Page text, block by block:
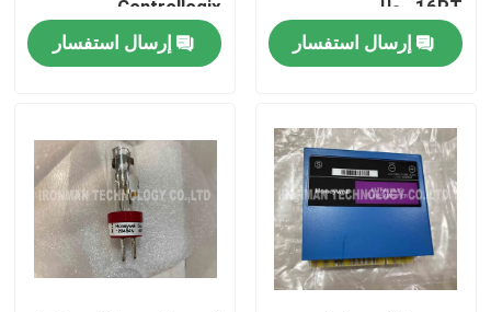
مسكن
منتجات
معلومات عنا
16PT مطلي
إرسال استفسار
Controllogix
إرسال استفسار